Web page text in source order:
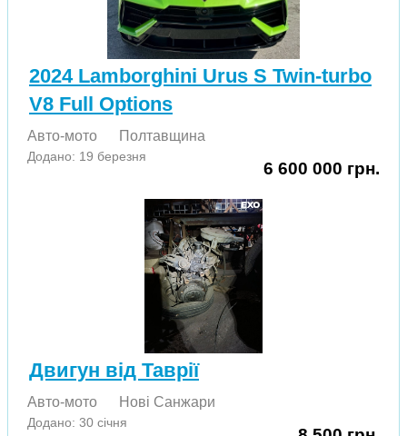
2024 Lamborghini Urus S Twin-turbo
V8 Full Options
Авто-мото Полтавщина
Додано: 19 березня
6 600 000 грн.
Двигун від Таврії
Авто-мото Нові Cанжари
Додано: 30 січня